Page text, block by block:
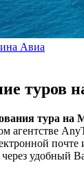
Авиа
туров
тура на
агентстве
почте
удобный